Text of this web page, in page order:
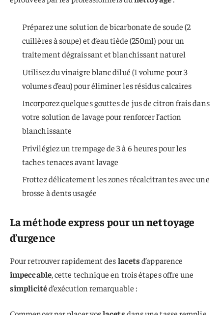
Préparez une solution de bicarbonate de soude (2
cuillères à soupe) et d’eau tiède (250ml) pour un
traitement dégraissant et blanchissant naturel
Utilisez du vinaigre blanc dilué (1 volume pour 3
volumes d’eau) pour éliminer les résidus calcaires
Incorporez quelques gouttes de jus de citron frais dans
votre solution de lavage pour renforcer l’action
blanchissante
Privilégiez un trempage de 3 à 6 heures pour les
taches tenaces avant lavage
Frottez délicatement les zones récalcitrantes avec une
brosse à dents usagée
La méthode express pour un nettoyage
d’urgence
Pour retrouver rapidement deslacetsd’apparence
impeccable, cette technique en trois étapes offre une
simplicitéd’exécution remarquable :